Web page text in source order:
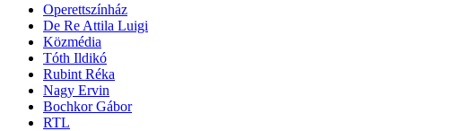
Operettszínház
De Re Attila Luigi
Közmédia
Tóth Ildikó
Rubint Réka
Nagy Ervin
Bochkor Gábor
RTL